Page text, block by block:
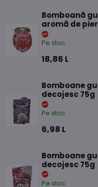
Bomboană
aromă de
Pe stoc
18,86 L
Bomboane
decojesc 75g
Pe stoc
6,98 L
Bomboane
decojesc 75g
Pe stoc